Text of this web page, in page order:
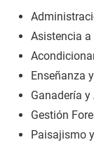
Asistencia
Enseñanza
Ganadería
Gestión
Paisajismo